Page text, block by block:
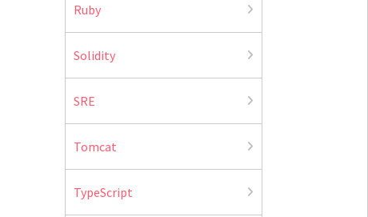
Ruby
Solidity
SRE
Tomcat
TypeScript